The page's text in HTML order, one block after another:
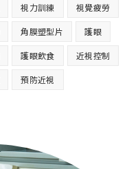
視力訓練 視覺疲勞
角膜塑型片 護眼
護眼飲食 近視控制
預防近視